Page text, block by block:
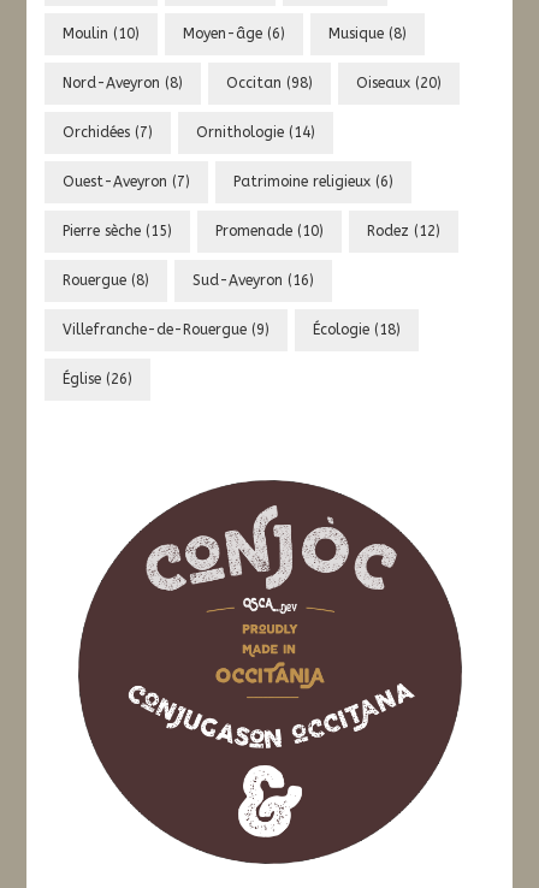
Moulin (10) Moyen-âge (6) Musique (8)
Nord-Aveyron (8) Occitan (98) Oiseaux (20)
Orchidées (7) Ornithologie (14)
Ouest-Aveyron (7) Patrimoine religieux (6)
Pierre sèche (15) Promenade (10) Rodez (12)
Rouergue (8) Sud-Aveyron (16)
Villefranche-de-Rouergue (9) Écologie (18)
Église (26)